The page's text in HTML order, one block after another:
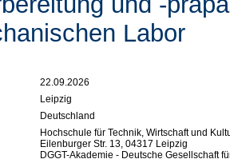
Labor
22.09.2026
Leipzig
Deutschland
Hochschule für Technik, Wirtschaft und
Eilenburger Str. 13, 04317 Leipzig
DGGT-Akademie - Deutsche Gesellschaft